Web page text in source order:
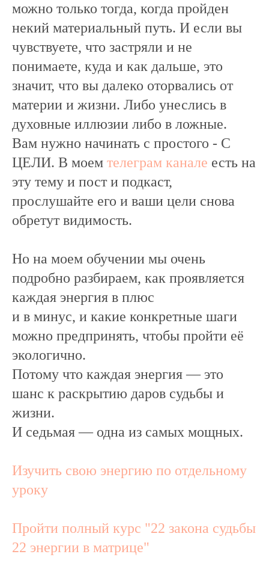
можно только тогда, когда пройден
некий материальный путь. И если вы
чувствуете, что застряли и не
понимаете, куда и как дальше, это
значит, что вы далеко оторвались от
материи и жизни. Либо унеслись в
духовные иллюзии либо в ложные.
Вам нужно начинать с простого - С
ЦЕЛИ. В моем телеграм канале есть на
эту тему и пост и подкаст,
прослушайте его и ваши цели снова
обретут видимость.
Но на моем обучении мы очень
подробно разбираем, как проявляется
каждая энергия в плюс
и в минус, и какие конкретные шаги
можно предпринять, чтобы пройти её
экологично.
Потому что каждая энергия — это
шанс к раскрытию даров судьбы и
жизни.
И седьмая — одна из самых мощных.
Изучить свою энергию по отдельному
уроку
Пройти полный курс "22 закона судьбы
22 энергии в матрице"